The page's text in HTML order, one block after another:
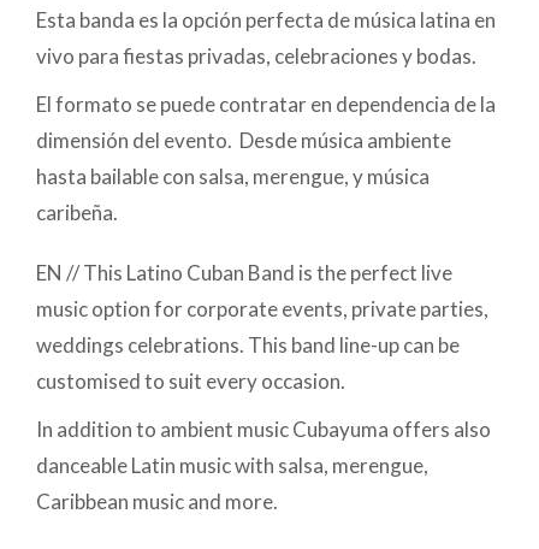
Esta banda es la opción perfecta de música latina en
vivo para fiestas privadas, celebraciones y bodas.
El formato se puede contratar en dependencia de la
dimensión del evento. Desde música ambiente
hasta bailable con salsa, merengue, y música
caribeña.
EN // This Latino Cuban Band is the perfect live
music option for corporate events, private parties,
weddings celebrations. This band line-up can be
customised to suit every occasion.
In addition to ambient music Cubayuma offers also
danceable Latin music with salsa, merengue,
Caribbean music and more.